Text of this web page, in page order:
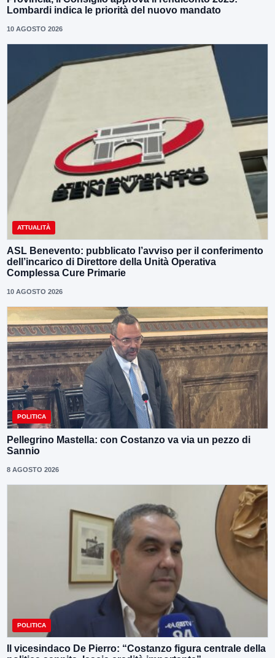
Lombardi indica le priorità del nuovo mandato
10 AGOSTO 2026
ATTUALITÀ
ASL Benevento: pubblicato l’avviso per il conferimento
dell’incarico di Direttore della Unità Operativa
Complessa Cure Primarie
10 AGOSTO 2026
POLITICA
Pellegrino Mastella: con Costanzo va via un pezzo di
Sannio
8 AGOSTO 2026
POLITICA
Il vicesindaco De Pierro: “Costanzo figura centrale della